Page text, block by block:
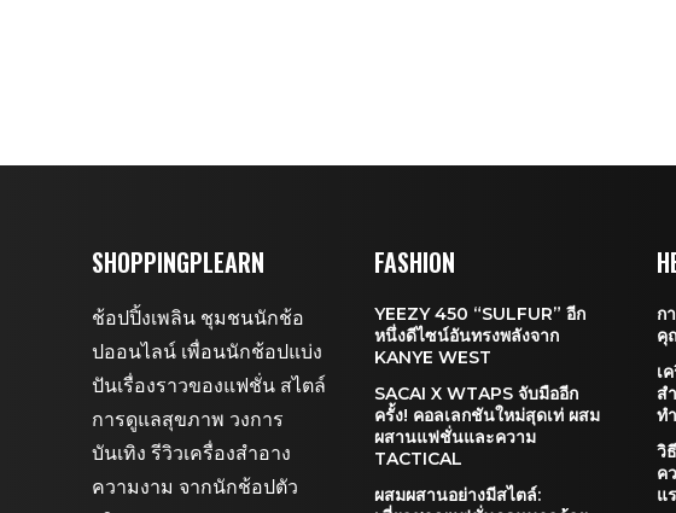
SHOPPINGPLEARN
ช้อปปิ้งเพลิน ชุมชนนักช้อ
ปออนไลน์ เพื่อนนักช้อปแบ่ง
ปันเรื่องราวของแฟชั่น สไตล์
การดูแลสุขภาพ วงการ
บันเทิง รีวิวเครื่องสำอาง
ความงาม จากนักช้อปตัว
FASHION
YEEZY 450 “SULFUR” อีก
หนึ่งดีไซน์อันทรงพลังจาก
KANYE WEST
SACAI X WTAPS จับมืออีก
ครั้ง! คอลเลกชันใหม่สุดเท่ ผสม
ผสานแฟชั่นและความ
TACTICAL
ผสมผสานอย่างมีสไตล์:
ก
คุ
เ
ส
ท
วิ
ค
แ